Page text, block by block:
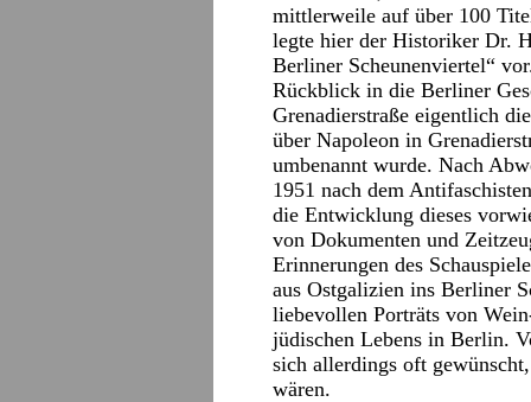
mittlerweile auf über 100
legte hier der Historiker Dr.
Berliner Scheunenviertel“
Rückblick in die Berliner
Grenadierstraße eigentlich
über Napoleon in
umbenannt wurde. Nach
1951 nach dem
die Entwicklung dieses
von Dokumenten und
Erinnerungen des
aus Ostgalizien ins Berliner
liebevollen Porträts von
jüdischen Lebens in Berlin.
sich allerdings oft
wären.